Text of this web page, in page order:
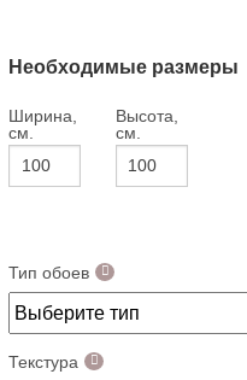
Необходимые размеры
Ширина,
см.
Высота,
см.
Тип обоев
Текстура